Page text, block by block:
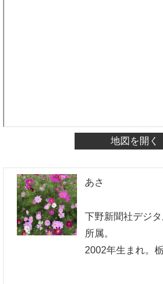
地図を開く
あさ
下野新聞社デジ
所属。
2002年生まれ。